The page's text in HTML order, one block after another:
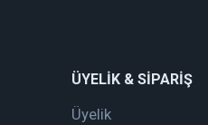
ÜYELİK & SİPARİŞ
Üyelik